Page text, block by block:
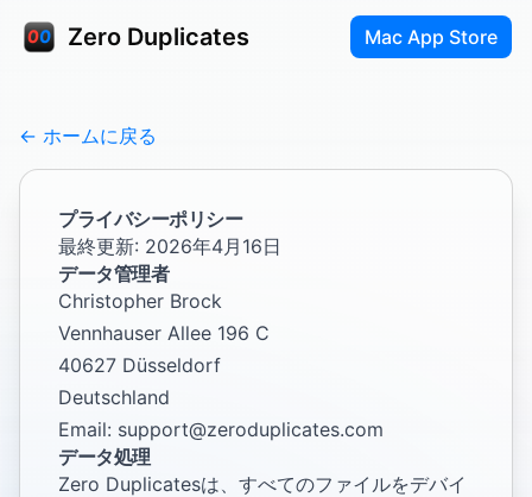
Zero Duplicates Mac App Store
← ホームに戻る
プライバシーポリシー
最終更新: 2026年4月16日
データ管理者
Christopher Brock
Vennhauser Allee 196 C
40627 Düsseldorf
Deutschland
Email: support@zeroduplicates.com
データ処理
Zero Duplicatesは、すべてのファイルをデバイ